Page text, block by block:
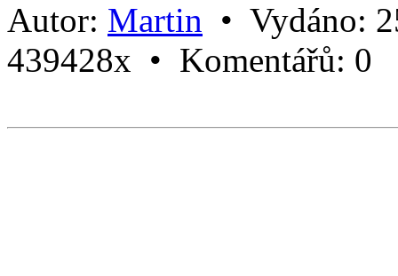
Autor: Martin • Vydáno:
439428x • Komentářů: 0